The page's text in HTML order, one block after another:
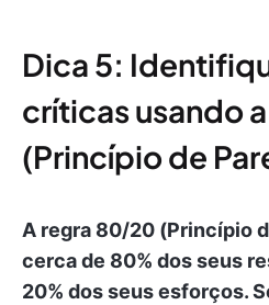
Dica 5:
críticas usando
(Princípio de
A regra 80/20 (Princípio
cerca de 80% dos seus
20% dos seus esforços.